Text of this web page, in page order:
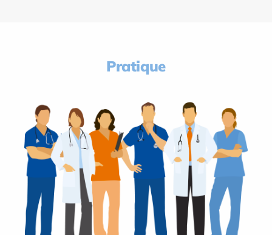
Pratique